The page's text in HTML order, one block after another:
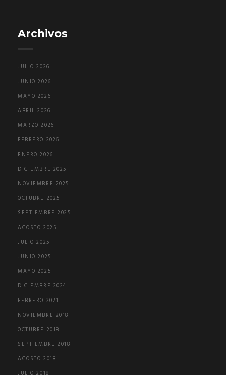
Archivos
JULIO 2026
JUNIO 2026
MAYO 2026
ABRIL 2026
MARZO 2026
FEBRERO 2026
ENERO 2026
DICIEMBRE 2025
NOVIEMBRE 2025
OCTUBRE 2025
SEPTIEMBRE 2025
AGOSTO 2025
JULIO 2025
JUNIO 2025
MAYO 2025
DICIEMBRE 2024
FEBRERO 2021
NOVIEMBRE 2018
OCTUBRE 2018
SEPTIEMBRE 2018
AGOSTO 2018